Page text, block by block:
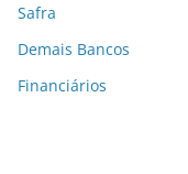
Safra
Demais Bancos
Financiários